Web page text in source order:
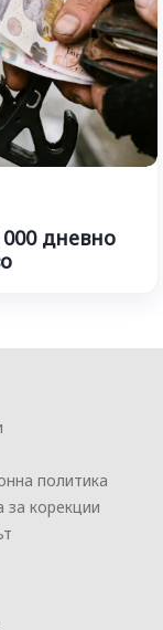
дневно
политика
за корекции